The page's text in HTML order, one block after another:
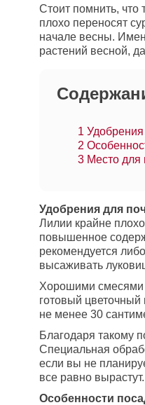
Стоит помнить,
плохо переносят
начале весны.
растений весной,
1
2
3 Место для
Удобрения для
Лилии крайне
повышенное
рекомендуется
высаживать
Хорошими смесями
готовый цветочный
не менее 30
Благодаря такому
Специальная
если вы не
все равно
Особенности